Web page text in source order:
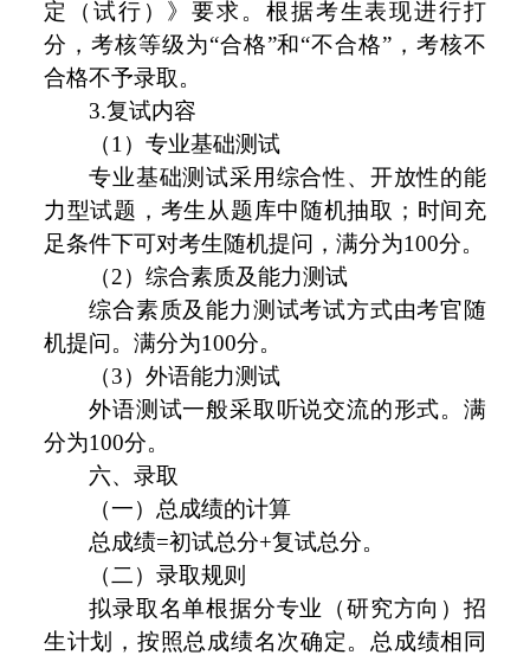
定（试行）》要求。根据考生表现进行打
分，考核等级为“合格”和“不合格”，考核不
合格不予录取。
3.复试内容
（1）专业基础测试
专业基础测试采用综合性、开放性的能
力型试题，考生从题库中随机抽取；时间充
足条件下可对考生随机提问，满分为100分。
（2）综合素质及能力测试
综合素质及能力测试考试方式由考官随
机提问。满分为100分。
（3）外语能力测试
外语测试一般采取听说交流的形式。满
分为100分。
六、录取
（一）总成绩的计算
总成绩=初试总分+复试总分。
（二）录取规则
拟录取名单根据分专业（研究方向）招
生计划，按照总成绩名次确定。总成绩相同